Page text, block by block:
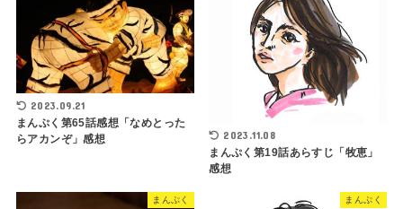
2023.09.21
まんぷく第65話感想「なめとった
らアカンぞ」感想
2023.11.08
まんぷく第19話あらすじ「牧恵」
感想
まんぷく まんぷく